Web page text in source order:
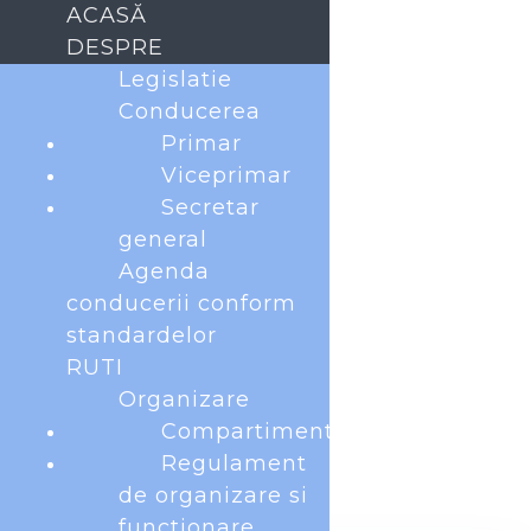
Audienta primar
WHEN
noiembrie 1, 2023
8:00 am - 10:00 am
ADD TO CALENDAR
Download ICS
ACASĂ
DESPRE
Legislatie
Conducerea
Primar
Viceprimar
Secretar
general
Agenda
conducerii conform
standardelor
RUTI
Organizare
Compartimente
Regulament
de organizare si